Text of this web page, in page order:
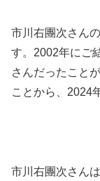
市川右團次さん
す。2002年にご
さんだったこと
ことから、2024
市川右團次さん